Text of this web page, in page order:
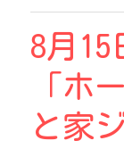
ONLINEレ
グッズ
導入を希望
8月15
「ホ
と家